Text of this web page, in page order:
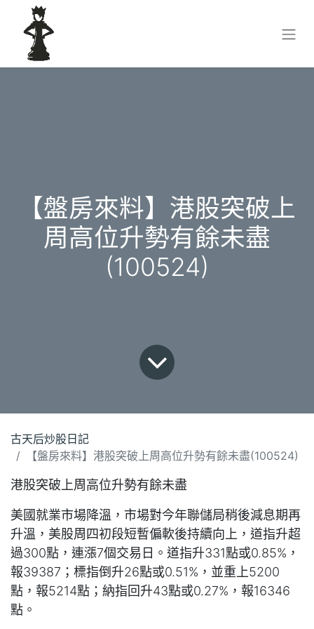
【盤房來料】港股突破上
周高位升勢有餘未盡
(100524)
古天后炒股日記
【盤房來料】港股突破上周高位升勢有餘未盡(100524)
港股突破上周高位升勢有餘未盡
美國就業市場降溫，市場對今年聯儲局稍後減息期再
升溫，美股周四初段短暫偏軟後持續向上，道指升超
過300點，連漲7個交易日。道指升331點或0.85%，
報39387；標指倒升26點或0.51%，並重上5200
點，報5214點；納指回升43點或0.27%，報16346
點。